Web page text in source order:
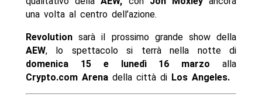
una volta al centro dell’azione.
Revolutionsarà il prossimo grande show della
AEW, lo spettacolo si terrà nella notte di
domenica 15 e lunedì 16 marzoalla
Crypto.com Arenadella città di Los Angeles.